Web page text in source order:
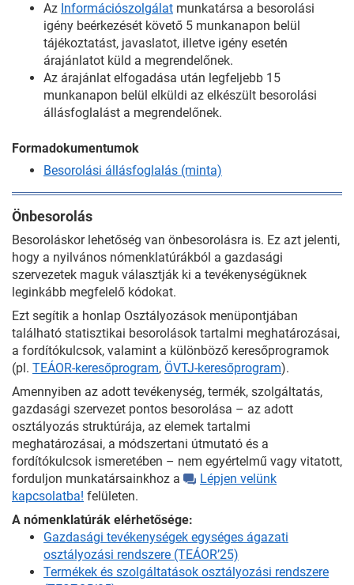
Az Információszolgálat munkatársa a besorolási
igény beérkezését követő 5 munkanapon belül
tájékoztatást, javaslatot, illetve igény esetén
árajánlatot küld a megrendelőnek.
Az árajánlat elfogadása után legfeljebb 15
munkanapon belül elküldi az elkészült besorolási
állásfoglalást a megrendelőnek.
Formadokumentumok
Besorolási állásfoglalás (minta)
Önbesorolás
Besoroláskor lehetőség van önbesorolásra is. Ez azt jelenti,
hogy a nyilvános nómenklatúrákból a gazdasági
szervezetek maguk választják ki a tevékenységüknek
leginkább megfelelő kódokat.
Ezt segítik a honlap Osztályozások menüpontjában
található statisztikai besorolások tartalmi meghatározásai,
a fordítókulcsok, valamint a különböző keresőprogramok
(pl. TEÁOR-keresőprogram, ÖVTJ-keresőprogram).
Amennyiben az adott tevékenység, termék, szolgáltatás,
gazdasági szervezet pontos besorolása – az adott
osztályozás struktúrája, az elemek tartalmi
meghatározásai, a módszertani útmutató és a
fordítókulcsok ismeretében – nem egyértelmű vagy vitatott,
forduljon munkatársainkhoz a
Lépjen velünk
kapcsolatba! felületen.
A nómenklatúrák elérhetősége:
Gazdasági tevékenységek egységes ágazati
osztályozási rendszere (TEÁOR’25)
Termékek és szolgáltatások osztályozási rendszere